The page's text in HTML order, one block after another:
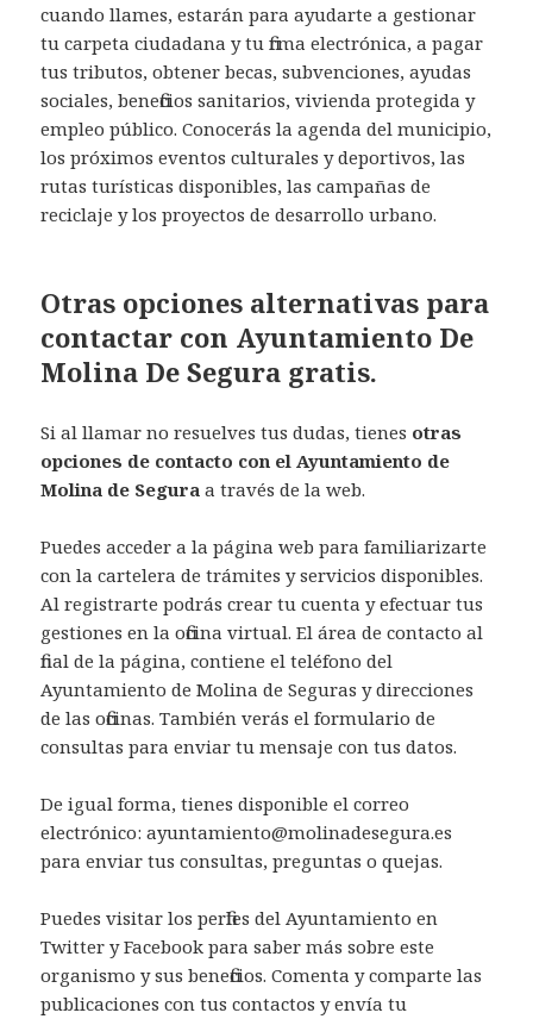
cuando llames, estarán para ayudarte a gestionar
tu carpeta ciudadana y tu firma electrónica, a pagar
tus tributos, obtener becas, subvenciones, ayudas
sociales, beneficios sanitarios, vivienda protegida y
empleo público. Conocerás la agenda del municipio,
los próximos eventos culturales y deportivos, las
rutas turísticas disponibles, las campañas de
reciclaje y los proyectos de desarrollo urbano.
Otras opciones alternativas para
contactar con Ayuntamiento De
Molina De Segura gratis.
Si al llamar no resuelves tus dudas, tienes otras
opciones de contacto con el Ayuntamiento de
Molina de Segura a través de la web.
Puedes acceder a la página web para familiarizarte
con la cartelera de trámites y servicios disponibles.
Al registrarte podrás crear tu cuenta y efectuar tus
gestiones en la oficina virtual. El área de contacto al
final de la página, contiene el teléfono del
Ayuntamiento de Molina de Seguras y direcciones
de las oficinas. También verás el formulario de
consultas para enviar tu mensaje con tus datos.
De igual forma, tienes disponible el correo
electrónico: ayuntamiento@molinadesegura.es
para enviar tus consultas, preguntas o quejas.
Puedes visitar los perfiles del Ayuntamiento en
Twitter y Facebook para saber más sobre este
organismo y sus beneficios. Comenta y comparte las
publicaciones con tus contactos y envía tu